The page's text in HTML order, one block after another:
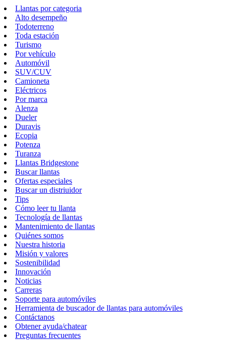
Llantas por categoria
Alto desempeño
Todoterreno
Toda estación
Turismo
Por vehículo
Automóvil
SUV/CUV
Camioneta
Eléctricos
Por marca
Alenza
Dueler
Duravis
Ecopia
Potenza
Turanza
Llantas Bridgestone
Buscar llantas
Ofertas especiales
Buscar un distriuidor
Tips
Cómo leer tu llanta
Tecnología de llantas
Mantenimiento de llantas
Quiénes somos
Nuestra historia
Misión y valores
Sostenibilidad
Innovación
Noticias
Carreras
Soporte para automóviles
Herramienta de buscador de llantas para automóviles
Contáctanos
Obtener ayuda/chatear
Preguntas frecuentes